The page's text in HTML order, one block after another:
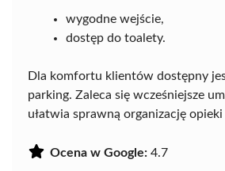
wygodne wejście,
dostęp do toalety.
Dla komfortu klientów dostępny
parking. Zaleca się wcześniejsze
ułatwia sprawną organizację
Ocena w Google: 4.7